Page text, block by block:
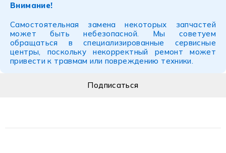
Внимание!
Самостоятельная замена некоторых запчастей
может быть небезопасной. Мы советуем
обращаться в специализированные сервисные
центры, поскольку некорректный ремонт может
привести к травмам или повреждению техники.